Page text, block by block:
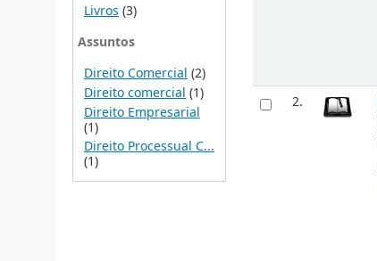
Livros (3)
Assuntos
Direito Comercial (2)
Direito comercial (1)
Direito Empresarial
(1)
Direito Processual C...
(1)
2.